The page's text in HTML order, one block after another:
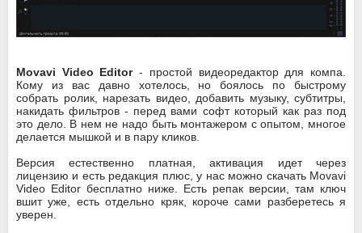
Movavi Video Editor- простой видеоредактор для компа.
Кому из вас давно хотелось, но боялось по быстрому
собрать ролик, нарезать видео, добавить музыку, субтитры,
накидать фильтров - перед вами софт который как раз под
это дело. В нем не надо быть монтажером с опытом, многое
делается мышкой и в пару кликов.
Версия естественно платная, активация идет через
лицензию и есть редакция плюс, у нас можно скачать Movavi
Video Editor бесплатно ниже. Есть репак версии, там ключ
вшит уже, есть отдельно кряк, короче сами разберетесь я
уверен.